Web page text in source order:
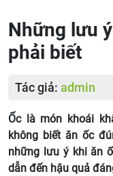
Những lưu
phải biết
Tác giả: admin
Ốc là món khoái
không biết ăn ốc
những lưu ý khi ăn
dẫn đến hậu quả